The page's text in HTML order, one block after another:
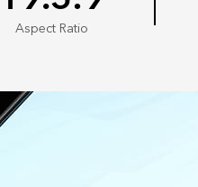
Aspect Ratio